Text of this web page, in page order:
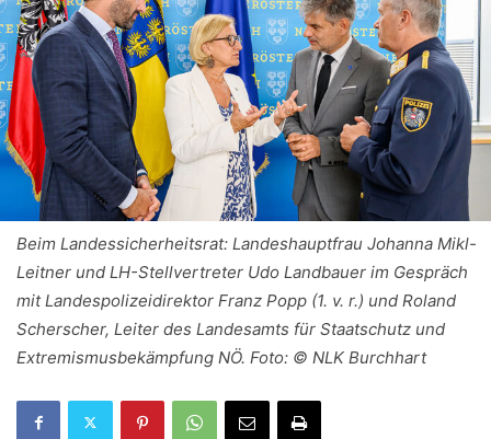
Beim Landessicherheitsrat: Landeshauptfrau Johanna Mikl-
Leitner und LH-Stellvertreter Udo Landbauer im Gespräch
mit Landespolizeidirektor Franz Popp (1. v. r.) und Roland
Scherscher, Leiter des Landesamts für Staatschutz und
Extremismusbekämpfung NÖ. Foto: © NLK Burchhart